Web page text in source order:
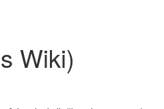
Wiki)